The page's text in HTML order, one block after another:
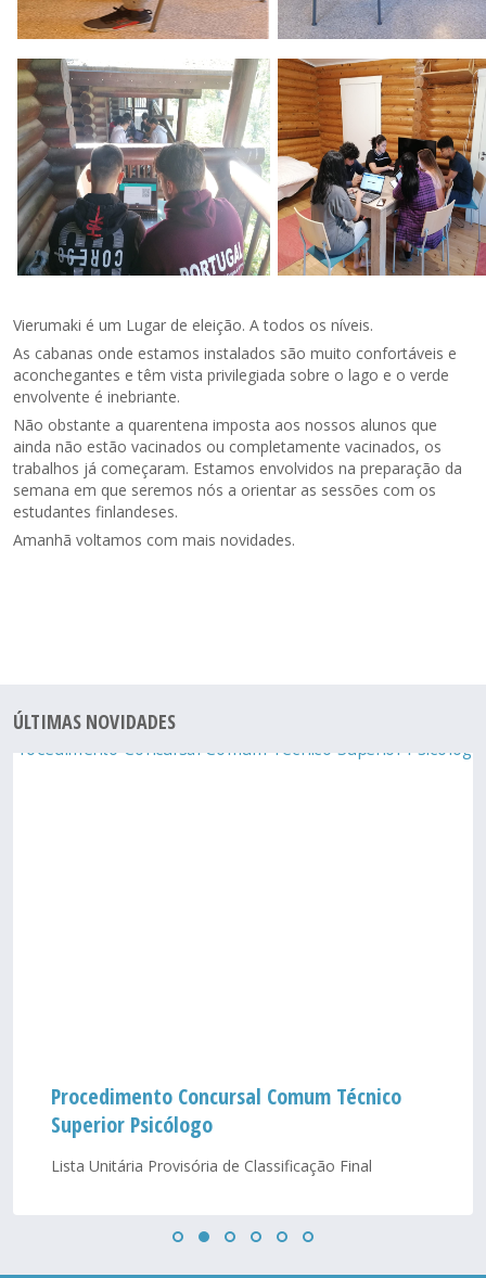
Vierumaki é um Lugar de eleição. A todos os níveis.
As cabanas onde estamos instalados são muito confortáveis e
aconchegantes e têm vista privilegiada sobre o lago e o verde
envolvente é inebriante.
Não obstante a quarentena imposta aos nossos alunos que
ainda não estão vacinados ou completamente vacinados, os
trabalhos já começaram. Estamos envolvidos na preparação da
semana em que seremos nós a orientar as sessões com os
estudantes finlandeses.
Amanhã voltamos com mais novidades.
ÚLTIMAS NOVIDADES
Procedimento Concursal Comum Técnico
Superior Psicólogo
Lista Unitária Provisória de Classificação Final